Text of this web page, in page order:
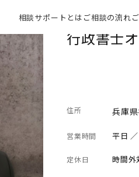
相談サポートとは ご相談の流れ
行政書士
住所 兵庫
営業時間 平日
定休日 時間外